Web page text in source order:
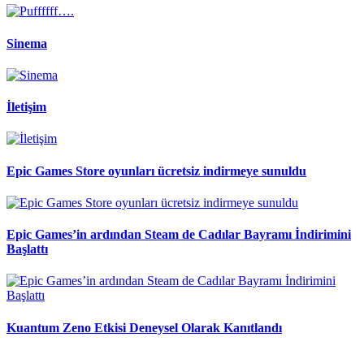
Sinema
İletişim
Epic Games Store oyunları ücretsiz indirmeye sunuldu
Epic Games’in ardından Steam de Cadılar Bayramı İndirimini
Başlattı
Kuantum Zeno Etkisi Deneysel Olarak Kanıtlandı